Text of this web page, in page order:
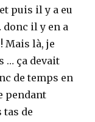
puis il y a eu
il y en a
Mais là, je
… ça devait
de temps en
pendant
tas de